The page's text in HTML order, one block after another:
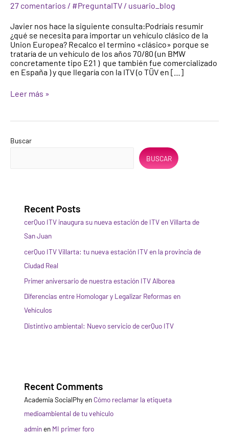
27 comentarios / #PreguntaITV / usuario_blog
Javier nos hace la siguiente consulta:Podríais resumir
¿qué se necesita para importar un vehículo clásico de la
Union Europea? Recalco el termino «clásico» porque se
trataría de un vehículo de los años 70/80 (un BMW
concretamente tipo E21 ) que también fue comercializado
en España ) y que llegaría con la ITV (o TÜV en […]
de
Unión
Europea?
Documentación
y
trámites
en
ITV
Leer más »
Buscar
BUSCAR
Recent Posts
cerQuo ITV inaugura su nueva estación de ITV en Villarta de
San Juan
cerQuo ITV Villarta: tu nueva estación ITV en la provincia de
Ciudad Real
Primer aniversario de nuestra estación ITV Alborea
Diferencias entre Homologar y Legalizar Reformas en
Vehículos
Distintivo ambiental: Nuevo servicio de cerQuo ITV
Recent Comments
Academia SocialPhyen Cómo reclamar la etiqueta
medioambiental de tu vehículo
adminen MI primer foro